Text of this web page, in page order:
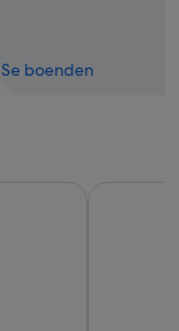
Se boenden